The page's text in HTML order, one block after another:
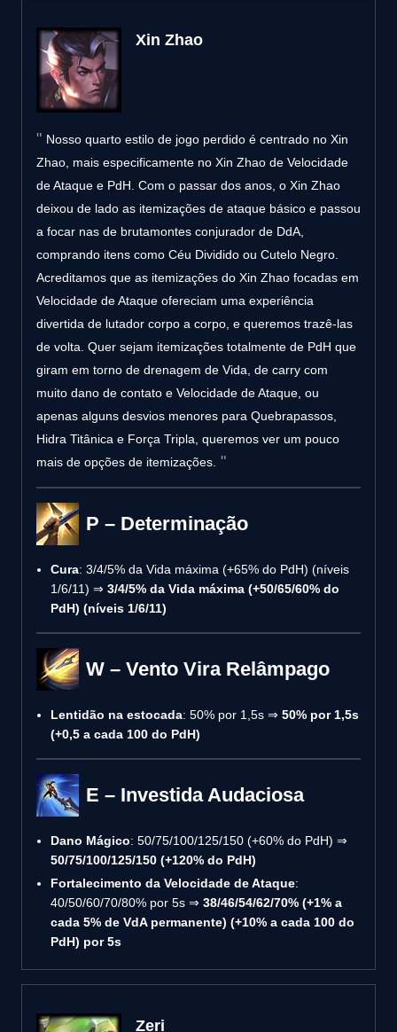
Xin Zhao
Nosso quarto estilo de jogo perdido é centrado no Xin
Zhao, mais especificamente no Xin Zhao de Velocidade
de Ataque e PdH. Com o passar dos anos, o Xin Zhao
deixou de lado as itemizações de ataque básico e passou
a focar nas de brutamontes conjurador de DdA,
comprando itens como Céu Dividido ou Cutelo Negro.
Acreditamos que as itemizações do Xin Zhao focadas em
Velocidade de Ataque ofereciam uma experiência
divertida de lutador corpo a corpo, e queremos trazê-las
de volta. Quer sejam itemizações totalmente de PdH que
giram em torno de drenagem de Vida, de carry com
muito dano de contato e Velocidade de Ataque, ou
apenas alguns desvios menores para Quebrapassos,
Hidra Titânica e Força Tripla, queremos ver um pouco
mais de opções de itemizações.
P – Determinação
Cura: 3/4/5% da Vida máxima (+65% do PdH) (níveis
1/6/11) ⇒ 3/4/5% da Vida máxima (+50/65/60% do
PdH) (níveis 1/6/11)
W – Vento Vira Relâmpago
Lentidão na estocada: 50% por 1,5s ⇒ 50% por 1,5s
(+0,5 a cada 100 do PdH)
E – Investida Audaciosa
Dano Mágico: 50/75/100/125/150 (+60% do PdH) ⇒
50/75/100/125/150 (+120% do PdH)
Fortalecimento da Velocidade de Ataque:
40/50/60/70/80% por 5s ⇒ 38/46/54/62/70% (+1% a
cada 5% de VdA permanente) (+10% a cada 100 do
PdH) por 5s
Zeri